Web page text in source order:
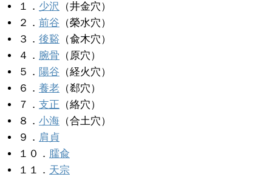
１． 少沢
（井金穴）
２． 前谷 （榮水穴）
３． 後谿 （兪木穴）
４． 腕骨 （原穴）
５． 陽谷 （経火穴）
６． 養老 （郄穴）
７． 支正
（絡穴）
８． 小海 （合土穴）
９． 肩貞
１０． 臑兪
１１． 天宗